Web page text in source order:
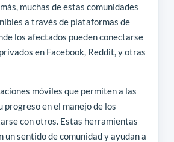
muchas de estas comunidades
a través de plataformas de
los afectados pueden conectarse
en Facebook, Reddit, y otras
móviles que permiten a las
progreso en el manejo de los
con otros. Estas herramientas
sentido de comunidad y ayudan a